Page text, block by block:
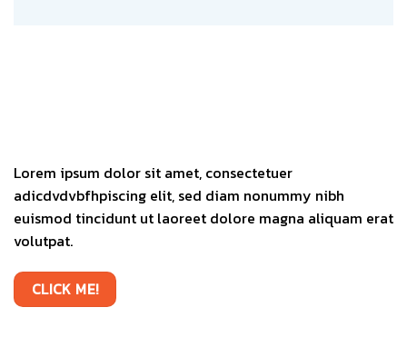
Lorem ipsum dolor sit amet, consectetuer
adicdvdvbfhpiscing elit, sed diam nonummy nibh
euismod tincidunt ut laoreet dolore magna aliquam erat
volutpat.
CLICK ME!